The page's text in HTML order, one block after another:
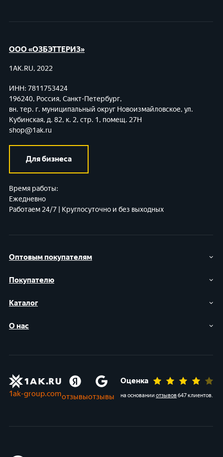
Оптовым покупателям
Покупателю
Каталог
О нас
ООО «ОЗБЭТТЕРИЗ»
1AK.RU, 2022
ИНН: 7811753424
196240, Россия, Санкт-Петербург,
вн. тер. г. муниципальный округ Новоизмайловское, ул.
Кубинская, д. 82, к. 2, стр. 1, помещ. 27Н
shop@1ak.ru
Для бизнеса
Время работы:
Ежедневно
Работаем 24/7 | Круглосуточно и без выходных
1ak-group.comотзывыотзывы
Оценка
на основании отзывов647 клиентов.